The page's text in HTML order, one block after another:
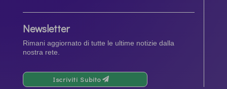
Newsletter
Rimani aggiornato di tutte le ultime notizie dalla
nostra rete.
Iscriviti Subito